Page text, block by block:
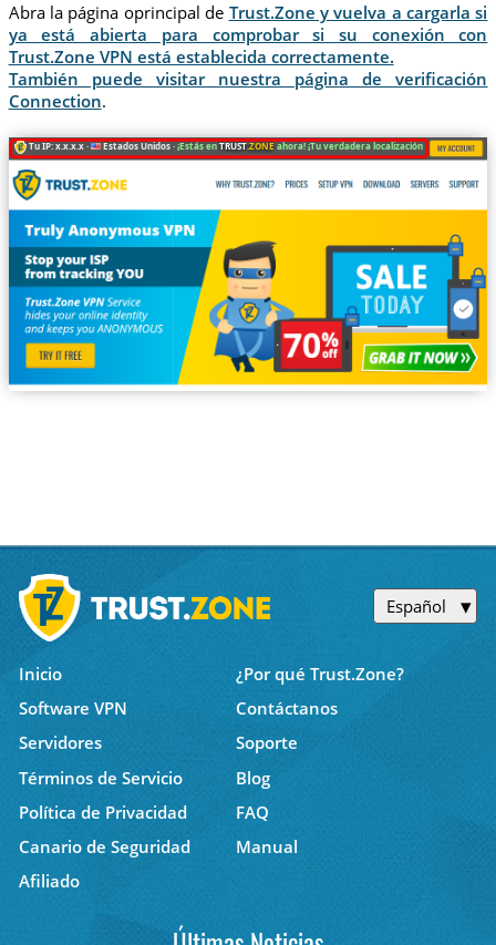
Abra la página oprincipal de Trust.Zone y vuelva a cargarla si
ya está abierta para comprobar si su conexión con
Trust.Zone VPN está establecida correctamente.
También puede visitar nuestra página de verificación
Connection.
Tu IP: x.x.x.x · Estados Unidos ·¡Estás enTRUST.ZONEahora! ¡Tu verdadera localización está oculta!
Español
Inicio
¿Por qué Trust.Zone?
Software VPN
Contáctanos
Servidores
Soporte
Términos de Servicio
Blog
Política de Privacidad
FAQ
Canario de Seguridad
Manual
Afiliado